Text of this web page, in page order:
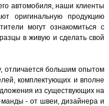
автомобиля, наши клиенты
оригинальную продукцию
могут ознакомиться с
в живую и сделать свой
отличается большим опытом
комплектующих и вполне
из существующих на
- от швеи, дизайнера и